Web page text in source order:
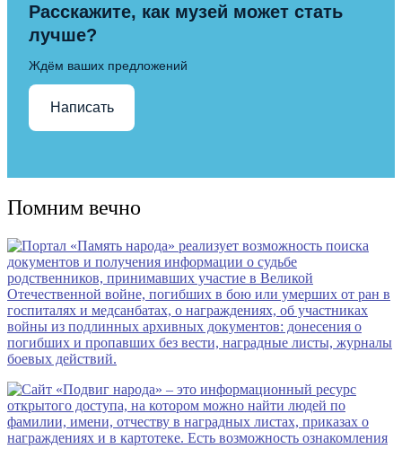
Расскажите, как музей может стать
лучше?
Ждём ваших предложений
Написать
Помним вечно